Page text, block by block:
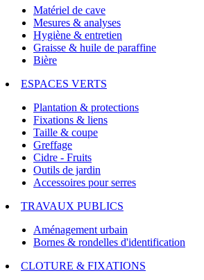
Matériel de cave
Mesures & analyses
Hygiène & entretien
Graisse & huile de paraffine
Bière
ESPACES VERTS
Plantation & protections
Fixations & liens
Taille & coupe
Greffage
Cidre - Fruits
Outils de jardin
Accessoires pour serres
TRAVAUX PUBLICS
Aménagement urbain
Bornes & rondelles d'identification
CLOTURE & FIXATIONS